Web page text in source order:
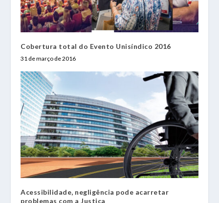
Cobertura total do Evento Unisíndico 2016
31 de março de 2016
Acessibilidade, negligência pode acarretar
problemas com a Justiça